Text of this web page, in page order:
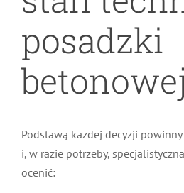
posadzki
betonowej
Podstawą każdej decyzji
i, w razie potrzeby,
ocenić: